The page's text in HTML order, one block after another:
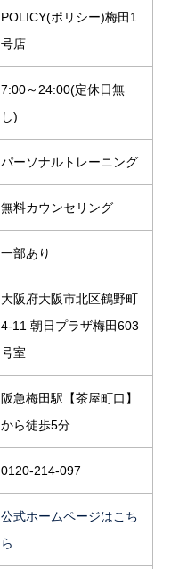
POLICY(ポリシー)梅田1
号店
7:00～24:00(定休日無
し)
パーソナルトレーニング
無料カウンセリング
一部あり
大阪府大阪市北区鶴野町
4-11 朝日プラザ梅田603
号室
阪急梅田駅【茶屋町口】
から徒歩5分
0120-214-097
公式ホームページはこち
ら